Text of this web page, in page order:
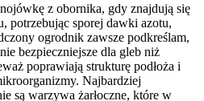
z obornika, gdy znajdują się
potrzebując sporej dawki azotu,
ogrodnik zawsze podkreślam,
bezpieczniejsze dla gleb niż
poprawiają strukturę podłoża i
Najbardziej
są warzywa żarłoczne, które w